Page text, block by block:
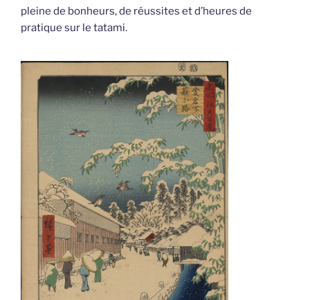
pleine de bonheurs, de réussites et d’heures de
pratique sur le tatami.